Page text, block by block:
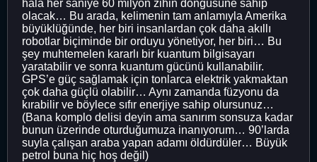
hala her saniye 60 milyon zihin döngüsüne sahip
olacak… Bu arada, kelimenin tam anlamıyla Amerika
büyüklüğünde, her biri insanlardan çok daha akıllı
robotlar biçiminde bir orduyu yönetiyor, her biri… Bu
şey muhtemelen kararlı bir kuantum bilgisayarı
yaratabilir ve sonra kuantum gücünü kullanabilir.
GPS’e güç sağlamak için tonlarca elektrik yakmaktan
çok daha güçlü olabilir… Aynı zamanda füzyonu da
kırabilir ve böylece sıfır enerjiye sahip olursunuz…
(Bana komplo delisi deyin ama sanırım sonsuza kadar
bunun üzerinde oturduğumuza inanıyorum… 90’larda
suyla çalışan araba yapan adamı öldürdüler… Büyük
petrol buna hiç hoş değil)